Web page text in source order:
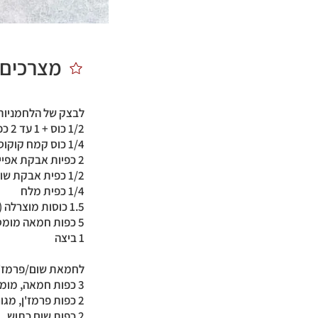
לבצק של
1/2 כוס + 1 עד 2 כפות קמח שקדים
1/4 כוס קמח קוקוס
2 כפיות אבקת אפייה
1/2 כפית אבקת שום או אבקת בצל (לטעם יותר מעודן)
1/4 כפית מלח
1.5 כוסות מוצרלה (כוס וחצי)
5 כפות חמאה מומסת
1 ביצה
לחמאת שום/
3 כפות חמאה, מומסת
2 כפות פרמז'ן, מגורדת